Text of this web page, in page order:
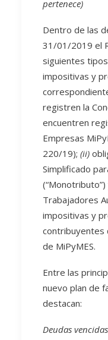
pertenece)
Dentro de las
31/01/2019 el
siguientes
impositivas y
registren la
encuentren
Empresas
220/19); (ii)
Simplificado
Trabajadores
impositivas y
contribuyentes
de MiPyMES.
Entre las
nuevo plan de
destacan:
Deudas